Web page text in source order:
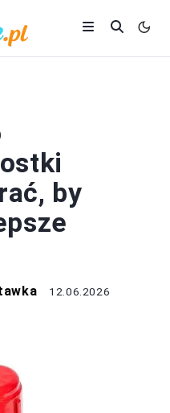
by
12.06.2026